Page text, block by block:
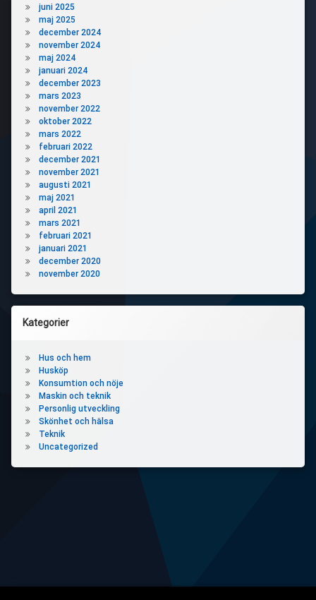
juni 2025
maj 2025
december 2024
november 2024
maj 2024
januari 2024
december 2023
mars 2023
november 2022
oktober 2022
mars 2022
februari 2022
december 2021
november 2021
augusti 2021
maj 2021
april 2021
mars 2021
februari 2021
januari 2021
december 2020
november 2020
Kategorier
Hus och hem
Husköp
Konsumtion och nöje
Maskin och teknik
Personlig utveckling
Skönhet och hälsa
Teknik
Uncategorized